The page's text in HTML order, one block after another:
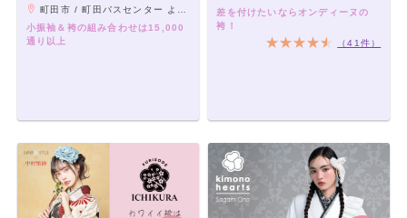
町田市 / 町田バスセンター より14番野津田車庫行きまたは13番橋本駅北口 行き、根岸下車徒歩3分
小振袖＆袴の組み合わせは15,000
通り以上
差を付けたいならオンディーヌの
袴！
（41件）